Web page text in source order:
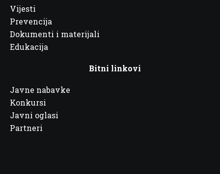
Vijesti
Prevencija
Dokumenti i materijali
Edukacija
Bitni linkovi
Javne nabavke
Konkursi
Javni oglasi
Partneri